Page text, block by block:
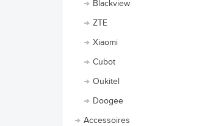
Blackview
ZTE
Xiaomi
Cubot
Oukitel
Doogee
Accessoires